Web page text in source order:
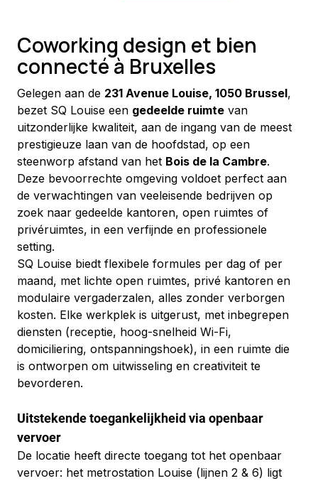
Coworking design et bien
connecté à Bruxelles
Gelegen aan de 231 Avenue Louise, 1050 Brussel,
bezet SQ Louise een gedeelde ruimte van
uitzonderlijke kwaliteit, aan de ingang van de meest
prestigieuze laan van de hoofdstad, op een
steenworp afstand van het Bois de la Cambre.
Deze bevoorrechte omgeving voldoet perfect aan
de verwachtingen van veeleisende bedrijven op
zoek naar gedeelde kantoren, open ruimtes of
privéruimtes, in een verfijnde en professionele
setting.
SQ Louise biedt flexibele formules per dag of per
maand, met lichte open ruimtes, privé kantoren en
modulaire vergaderzalen, alles zonder verborgen
kosten. Elke werkplek is uitgerust, met inbegrepen
diensten (receptie, hoog-snelheid Wi-Fi,
domiciliering, ontspanningshoek), in een ruimte die
is ontworpen om uitwisseling en creativiteit te
bevorderen.
Uitstekende toegankelijkheid via openbaar
vervoer
De locatie heeft directe toegang tot het openbaar
vervoer: het metrostation Louise (lijnen 2 & 6) ligt